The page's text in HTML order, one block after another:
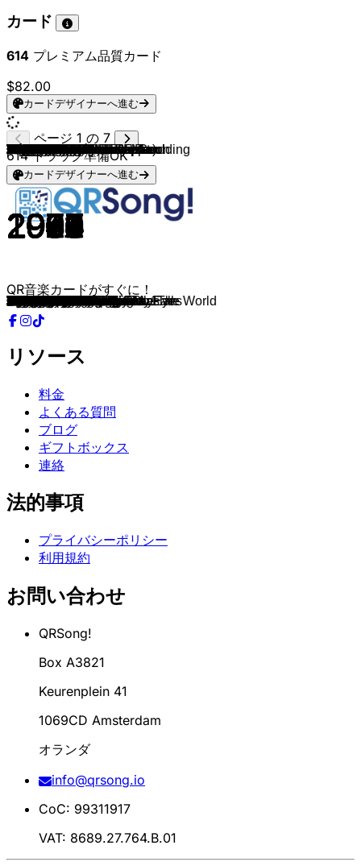
カード
614 プレミアム品質カード
$82.00
カードデザイナーへ進む
Lady Gaga
2025
Abracadabra
Calvin Harris feat Ellie Goulding
2014
Outside
Ricky Martin
1999
Livin' La Vida Loca
Christina Aguilera
2007
Candyman
Pink Martini & Doris Fisher
1946
Amado Mio
Michael Bublé
2004
Sway
The Andrews Sisters
1937
Bei Mir Bist Du Schön
Die Flippers
1976
Angelika
TLC
1999
No Scrubs
*NSYNC
2000
It's Gonna Be Me
Will Smith
1997
Miami
Nirvana
1991
Smells Like Teen Spirit
Macy Gray
1999
I Try
The Cranberries
1994
Zombie
Sade
1984
Smooth Operator
blink-182
1999
All The Small Things
Roxette
1987
It Must Have Been Love
Savage Garden
1997
Truly Madly Deeply
Destiny's Child
2000
Independent Women, Pt. 1
Fugees
1996
Ready or Not
Céline Dion
1997
My Heart Will Go On
Céline Dion
1996
All By Myself
Take That
1995
Back For Good
Incubus
2000
Drive
Dido
1998
Thank You
George Michael
1990
Freedom! '90
Mariah Carey
1993
Hero
Whitney Houston
1998
It's Not Right But It's Okay
Toni Braxton
1996
Un-Break My Heart
KoRn
1998
Freak On A Leash
Whitney Houston
1998
My Love Is Your Love
Fugees
1996
Fu-Gee-La
Toni Braxton
2000
He Wasn't Man Enough
Adele
2012
Skyfall
Ace Of Base
1992
Happy Nation
Lady Gaga
2011
Judas
Tic Tac Toe
1995
Ich find dich scheisse
Fettes Brot
2001
Schwule Mädchen
Peter Fox ft. Vanessa Mason
2008
Zucker
Marteria
2013
Kids
Fettes Brot
2005
Emanuela
Die Prinzen
1991
Millionär
Fettes Brot & Modeselektor
2008
Bettina, zieh dir bitte etwas an
Seeed (feat. Black Kappa)
2001
Dickes B
Falco
1998
Egoist
Christian Steiffen
2013
Ich fühl' mich Disco
Amy Winehouse
2006
Back To Black
The Weeknd
2019
Blinding Lights
Dua Lipa
2024
Training Season
Modern Talking
1986
Brother Louie
Doja Cat
2020
Boss Bitch
Zara Larsson
2015
Lush Life
Evanescence
2003
Bring Me To Life
The Outfield
1986
Your Love
Ultravox
1982
Hymn
Eurythmics
1983
Sweet Dreams
Kenny Loggins
1984
Footloose
Tears For Fears
1985
Everybody Wants To Rule The World
A-ha
1985
Take On Me
Michael Sembello
1983
Maniac
Michael Jackson
1983
Beat It
Bryan Adams
1984
Summer Of '69
Men At Work
1981
Down Under
Dexys Midnight Runners
1982
Come On Eileen
Eric Carmen
1987
Hungry Eyes
The Pointer Sisters
1982
I'm So Excited
Elton John
1983
I'm Still Standing
Patti Smith
1978
Because the Night
Fleetwood Mac
1987
Little Lies
The Knack
1979
My Sharona
Black Sabbath
1970
Paranoid
The Lovin' Spoonful
1966
Summer In The City
Scott McKenzie
1967
San Francisco
Supertramp
1979
Breakfast In America
The Police
1979
Message In A Bottle
Pretenders
1986
Don't Get Me Wrong
Free
1970
All Right Now
The Mamas & The Papas
1965
California Dreamin'
The Animals
1964
House of the Rising Sun
Manfred Mann's Earth Band
1976
Blinded By The Light
TOTO
1982
Africa
Cutting Crew
1986
Died In Your Arms
Laura Branigan
1984
Self Control
Alphaville
1984
Big in Japan
Taylor Dayne
1987
Tell It To My Heart
Ultravox
1984
Dancing with Tears in My Eyes
Toto
1978
Hold The Line
Bronski Beat
1984
Smalltown Boy
Desireless
1986
Voyage voyage
Jermaine Jackson
1984
When the Rain Begins to Fall
Nik Kershaw
1984
The Riddle
Murray Head
1984
One Night In Bangkok
Visage
1980
Fade To Grey
Pat Benatar
1983
Love Is A Battlefield
Black
1987
Wonderful Life
Dire Straits
1985
Walk Of Life
Bruce Springsteen
1984
Dancing In The Dark
Falco
1981
Der Kommissar
Billy Idol
1982
White Wedding
Fine Young Cannibals
1988
She Drives Me Crazy
ページ 1 の 7
614トラック準備OK
カードデザイナーへ進む
QR音楽カードがすぐに！
リソース
料金
よくある質問
ブログ
ギフトボックス
連絡
法的事項
プライバシーポリシー
利用規約
お問い合わせ
QRSong!
Box A3821
Keurenplein 41
1069CD Amsterdam
オランダ
info@qrsong.io
CoC: 99311917
VAT: 8689.27.764.B.01